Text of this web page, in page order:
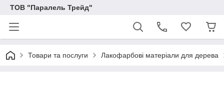
ТОВ "Паралель Трейд"
Товари та послуги Лакофарбові матеріали для дерева